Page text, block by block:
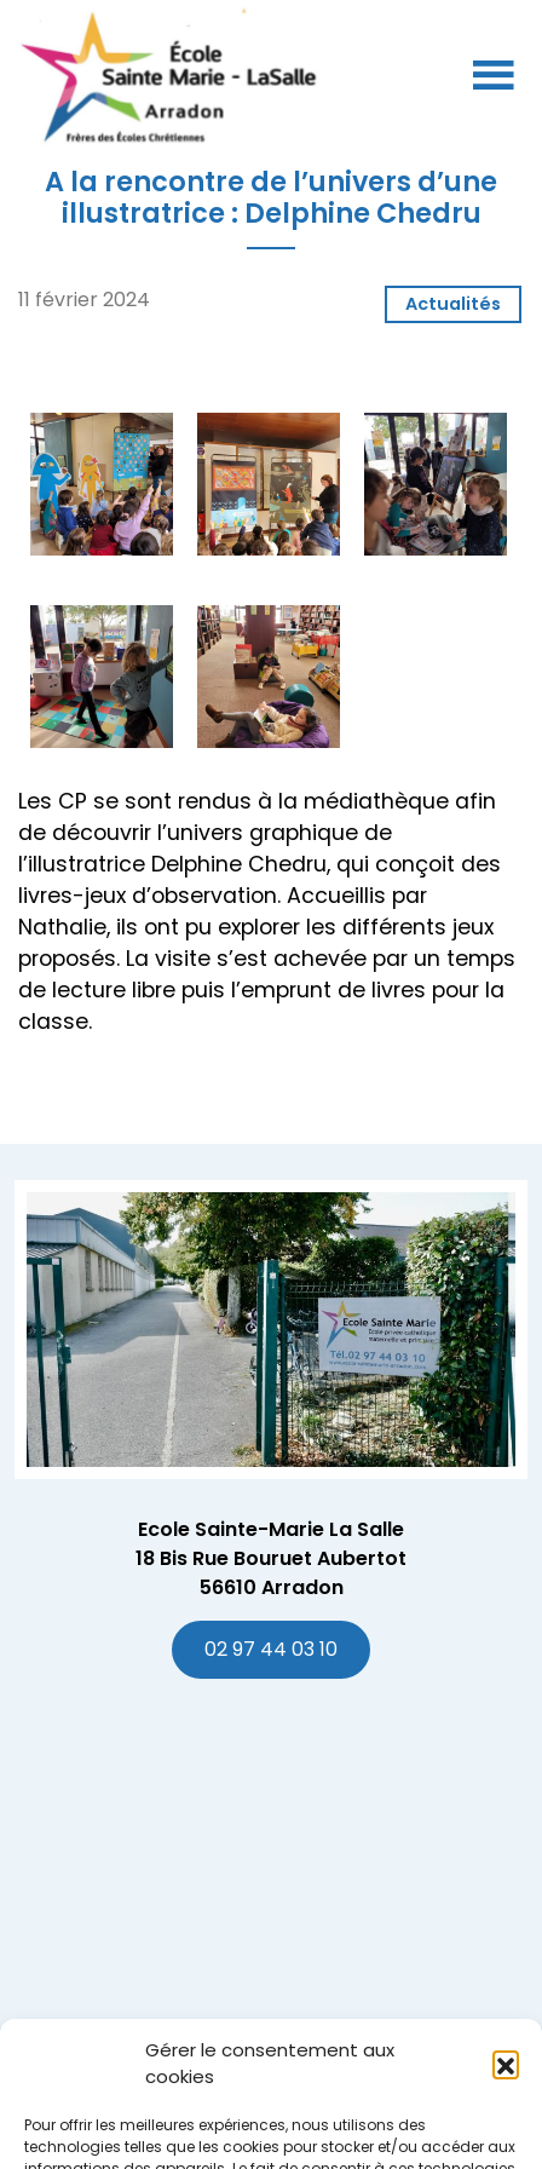
Gérer le consentement aux
cookies
Pour offrir les meilleures expériences, nous utilisons des
technologies telles que les cookies pour stocker et/ou accéder aux
A la rencontre de l’univers d’une
illustratrice : Delphine Chedru
11 février 2024 Actualités
Les CP se sont rendus à la médiathèque afin
de découvrir l’univers graphique de
l’illustratrice Delphine Chedru, qui conçoit des
livres-jeux d’observation. Accueillis par
Nathalie, ils ont pu explorer les différents jeux
proposés. La visite s’est achevée par un temps
de lecture libre puis l’emprunt de livres pour la
classe.
Ecole Sainte-Marie La Salle
18 Bis Rue Bouruet Aubertot
56610 Arradon
02 97 44 03 10